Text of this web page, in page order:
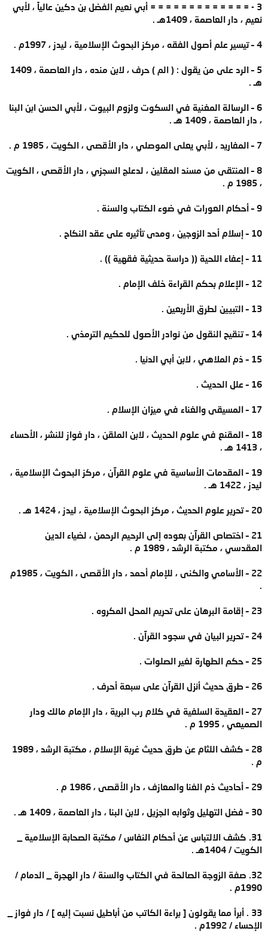
3 - = = = = = = = = = = = = = أبي نعيم الفضل بن دكين عالياً ، لأبي
نعيم ، دار العاصمة ، 1409هـ .
4 – تيسير علم أصول الفقه ، مركز البحوث الإسلامية ، ليدز ، 1997م .
5 – الرد على من يقول : ( الم ) حرف ، لابن منده ، دار العاصمة ، 1409
هـ .
6 – الرسالة المغنية في السكوت ولزوم البيوت ، لأبي الحسن ابن البنا
، دار العاصمة ، 1409 هـ .
7 – المفاريد ، لأبي يعلى الموصلي ، دار الأقصى ، الكويت ، 1985 م .
8 – المنتقى من مسند المقلين ، لدعلج السجزي ، دار الأقصى ، الكويت
، 1985 م .
9 – أحكام العورات في ضوء الكتاب والسنة .
10 – إسلام أحد الزوجين ، ومدى تأثيره على عقد النكاح .
11 – إعفاء اللحية (( دراسة حديثية فقهية )) .
12 – الإعلام بحكم القراءة خلف الإمام .
13 – التبيين لطرق الأربعين .
14 – تنقيح النقول من نوادر الأصول للحكيم الترمذي .
15 – ذم الملاهي ، لابن أبي الدنيا .
16 – علل الحديث .
17 – المسيقى والغناء في ميزان الإسلام .
18 – المقنع في علوم الحديث ، لابن الملقن ، دار فواز للنشر ، الأحساء
، 1413 هـ .
19 – المقدمات الأساسية في علوم القرآن ، مركز البحوث الإسلامية ،
ليدز ، 1422 هـ .
20 – تحرير علوم الحديث ، مركز البحوث الإسلامية ، ليدز ، 1424 هـ .
21 – اختصاص القرآن بعوده إلى الرحيم الرحمن ، لضياء الدين
المقدسي ، مكتبة الرشد ، 1989 م .
22 – الأسامي والكنى ، للإمام أحمد ، دار الأقصى ، الكويت ، 1985م
23 – إقامة البرهان على تحريم المحل المكروه .
24 – تحرير البيان في سجود القرآن .
25 – حكم الطهارة لغير الصلوات .
26 – طرق حديث أنزل القرآن على سبعة أحرف .
27 – العقيدة السلفية في كلام رب البرية ، دار الإمام مالك ودار
الصميعي ، 1995 م .
28 – كشف اللثام عن طرق حديث غربة الإسلام ، مكتبة الرشد ، 1989
م .
29 – أحاديث ذم الغنا والمعازف ، دار الأقصى ، 1986 م .
30 – فضل التهليل وثوابه الجزيل ، لابن البنا ، دار العاصمة ، 1409 هـ .
31. كشف الالتباس عن أحكام النفاس / مكتبة الصحابة الإسلامية _
الكويت / 1404هـ .
32. صفة الزوجة الصالحة في الكتاب والسنة / دار الهجرة _ الدمام /
1990م .
33 . أبرأ مما يقولون [ براءة الكاتب من أباطيل نسبت إليه ] / دار فواز _
الإحساء / 1992م .